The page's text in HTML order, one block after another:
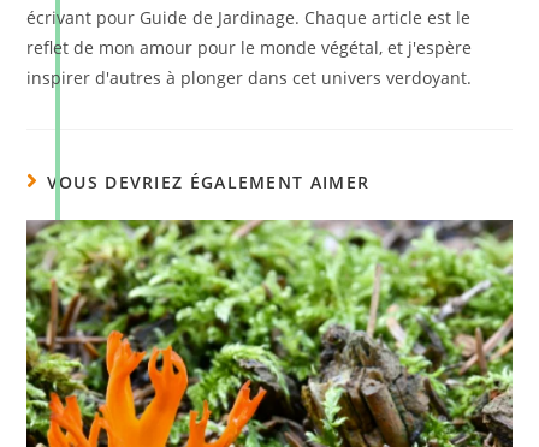
écrivant pour Guide de Jardinage. Chaque article est le
reflet de mon amour pour le monde végétal, et j'espère
inspirer d'autres à plonger dans cet univers verdoyant.
VOUS DEVRIEZ ÉGALEMENT AIMER